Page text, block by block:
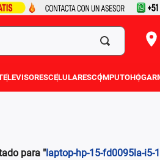
CELULARESCOMPUTOHOGAR
para "laptop-hp-15-fd0095la-i5-